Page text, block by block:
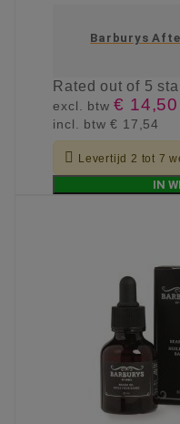
Barburys
Ratedout of 5
excl. btw€ 14,50
incl. btw€ 17,54
 Levertijd 2 tot 7
IN